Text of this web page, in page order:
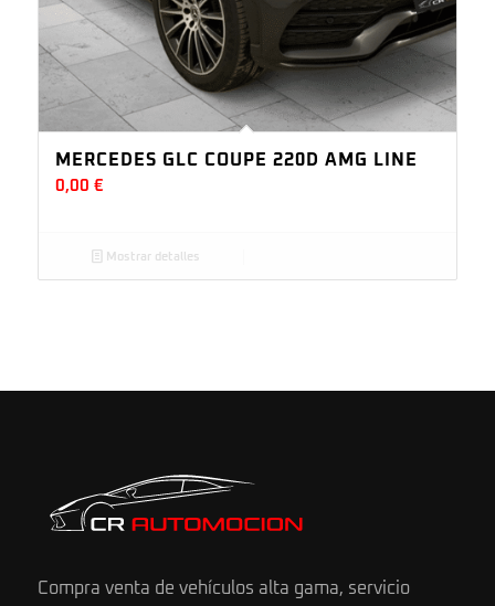
MERCEDES GLC COUPE 220D AMG LINE
0,00 €
Mostrar detalles
Compra venta de vehículos alta gama, servicio